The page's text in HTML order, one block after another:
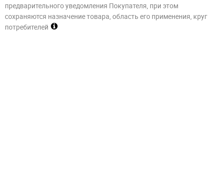
предварительного уведомления Покупателя, при этом
сохраняются назначение товара, область его применения, круг
потребителей